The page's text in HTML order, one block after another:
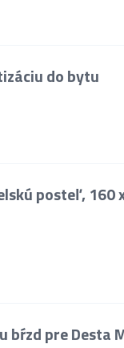
do bytu
posteľ, 160
bŕzd pre Desta